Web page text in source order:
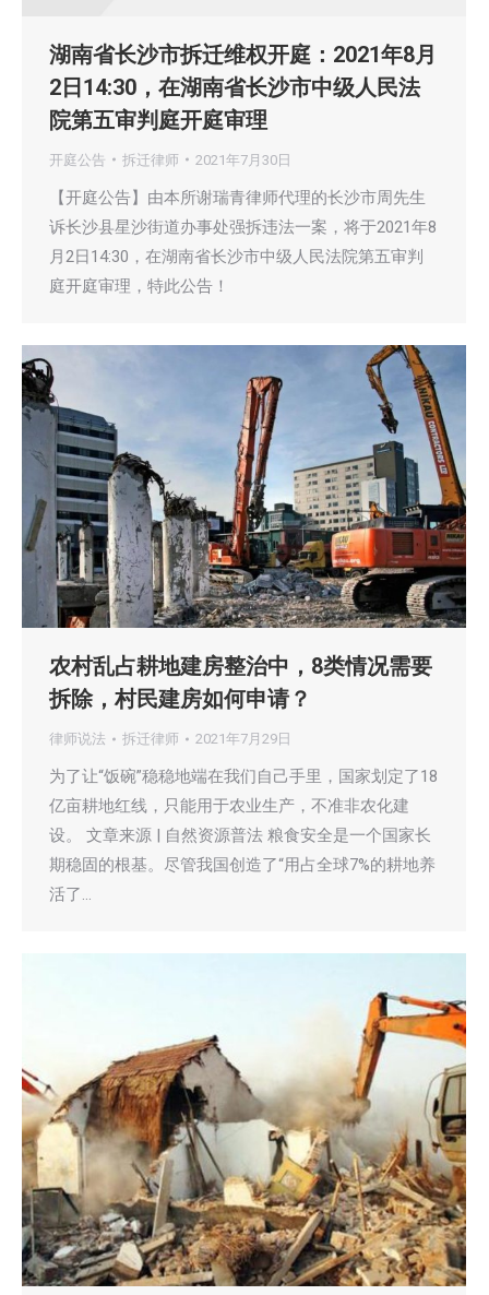
湖南省长沙市拆迁维权开庭：2021年8月
2日14:30，在湖南省长沙市中级人民法
院第五审判庭开庭审理
开庭公告 拆迁律师 2021年7月30日
【开庭公告】由本所谢瑞青律师代理的长沙市周先生
诉长沙县星沙街道办事处强拆违法一案，将于2021年8
月2日14:30，在湖南省长沙市中级人民法院第五审判
庭开庭审理，特此公告！
农村乱占耕地建房整治中，8类情况需要
拆除，村民建房如何申请？
律师说法 拆迁律师 2021年7月29日
为了让“饭碗”稳稳地端在我们自己手里，国家划定了18
亿亩耕地红线，只能用于农业生产，不准非农化建
设。 文章来源 | 自然资源普法 粮食安全是一个国家长
期稳固的根基。尽管我国创造了“用占全球7%的耕地养
活了…